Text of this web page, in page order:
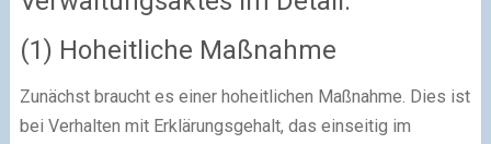
(1) Hoheitliche Maßnahme
Zunächst braucht es einer hoheitlichen Maßnahme. Dies ist
bei Verhalten mit Erklärungsgehalt, das einseitig im